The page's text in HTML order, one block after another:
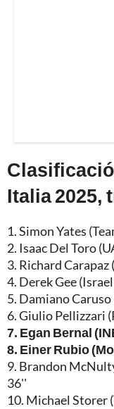
Italia 2025,
1. Simon Yates
2. Isaac Del Toro
3. Richard Carapaz
4. Derek Gee
5. Damiano
6. Giulio Pellizzari
7. Egan Bernal
8. Einer Rubio
9. Brandon
36''
10. Michael Storer